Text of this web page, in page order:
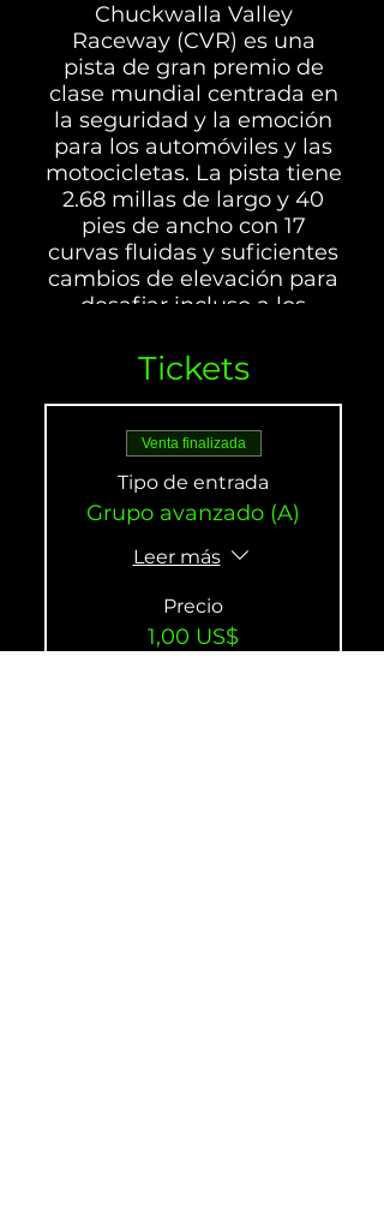
Chuckwalla Valley
Raceway (CVR) es una
pista de gran premio de
clase mundial centrada en
la seguridad y la emoción
para los automóviles y las
motocicletas. La pista tiene
2.68 millas de largo y 40
pies de ancho con 17
curvas fluidas y suficientes
cambios de elevación para
desafiar incluso a los
experimentados. Famoso
por "The Bowl",
Chuckwalla es el favorito
debido a la variedad de
rincones y las habilidades
necesarias para dominar
este desafiante curso.
Tickets
Venta finalizada
Tipo de entrada
Grupo avanzado (A)
Leer más
Precio
1,00 US$